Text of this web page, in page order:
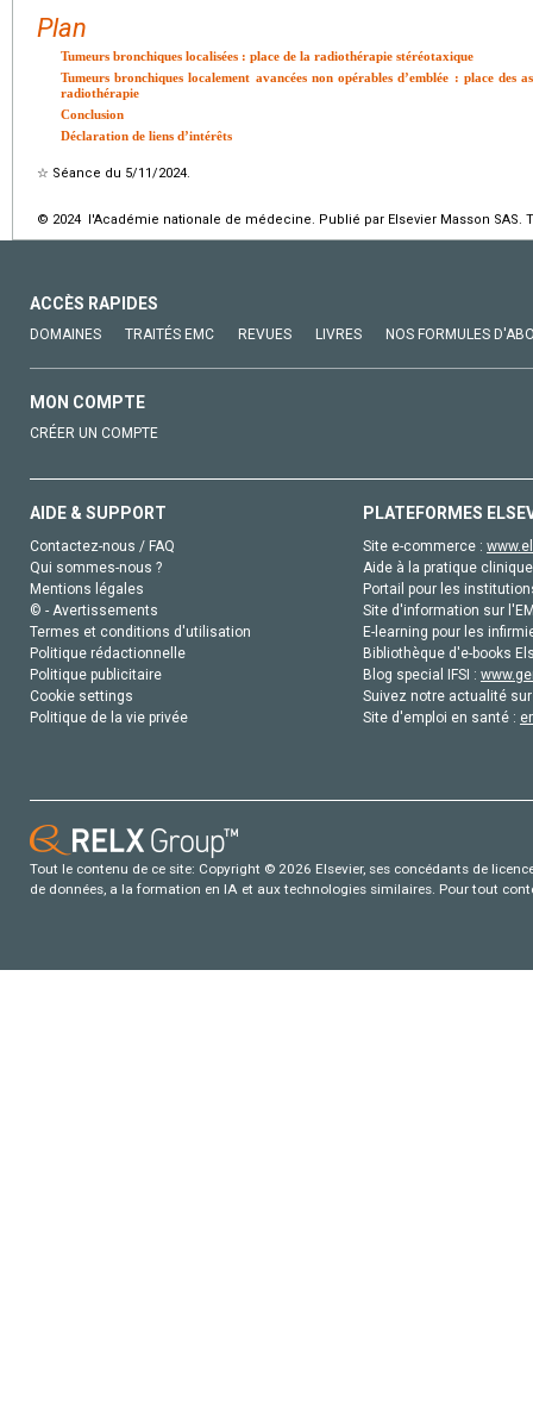
Plan
Tumeurs bronchiques localisées : place de la radiothérapie stéréotaxique
Tumeurs bronchiques localement avancées non opérables d’emblée : place des
radiothérapie
Conclusion
Déclaration de liens d’intérêts
☆ Séance du 5/11/2024.
© 2024 l'Académie nationale de médecine. Publié par Elsevier Masson SAS.
ACCÈS RAPIDES
DOMAINES TRAITÉS EMC REVUES LIVRES NOS FORMULES
MON COMPTE
CRÉER UN COMPTE
AIDE & SUPPORT
Contactez-nous / FAQ
Qui sommes-nous ?
Mentions légales
© - Avertissements
Termes et conditions d'utilisation
Politique rédactionnelle
Politique publicitaire
Cookie settings
Politique de la vie privée
PLATEFORMES
Site e-commerce :
Aide à la pratique
Portail pour les
Site d'information sur
E-learning pour les
Bibliothèque d'e-books
Blog special IFSI :
Suivez notre actualité
Site d'emploi en santé :
Tout le contenu de ce site: Copyright © 2026 Elsevier, ses concédants de
de données, a la formation en IA et aux technologies similaires. Pour tout